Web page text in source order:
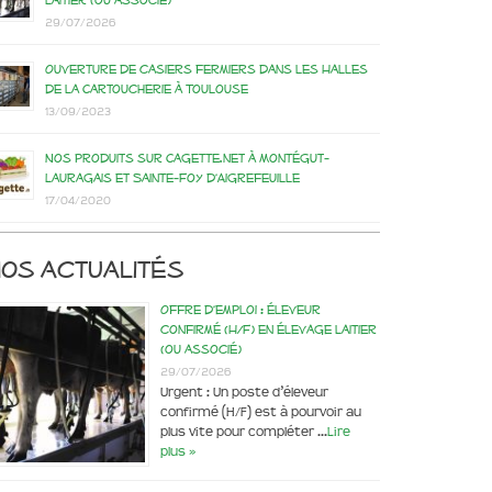
29/07/2026
Ouverture de casiers fermiers dans les Halles
de la Cartoucherie à Toulouse
13/09/2023
Nos produits sur Cagette.net à Montégut-
Lauragais et Sainte-Foy d’Aigrefeuille
17/04/2020
actualités
Offre d’emploi : éleveur
confirmé (H/F) en élevage laitier
(ou associé)
29/07/2026
Urgent : Un poste d’éleveur
confirmé (H/F) est à pourvoir au
plus vite pour compléter …Lire
plus »